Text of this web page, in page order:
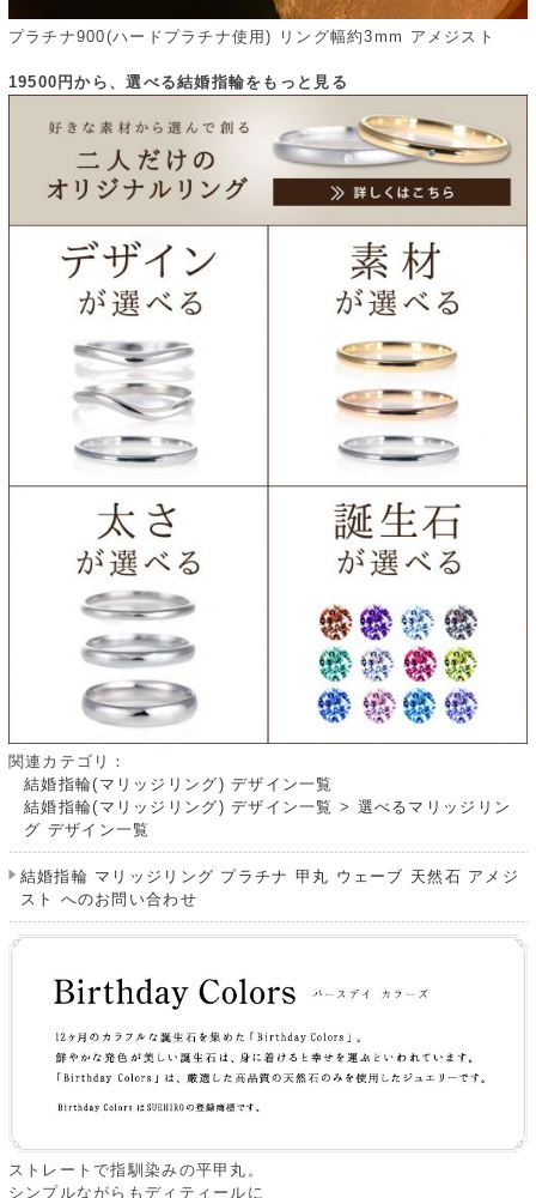
プラチナ900(ハードプラチナ使用) リング幅約3mm アメジスト
19500円から、選べる結婚指輪をもっと見る
関連カテゴリ：
結婚指輪(マリッジリング) デザイン一覧
結婚指輪(マリッジリング) デザイン一覧 > 選べるマリッジリン
グ デザイン一覧
結婚指輪 マリッジリング プラチナ 甲丸 ウェーブ 天然石 アメジ
スト へのお問い合わせ
ストレートで指馴染みの平甲丸。
シンプルながらもディティールに